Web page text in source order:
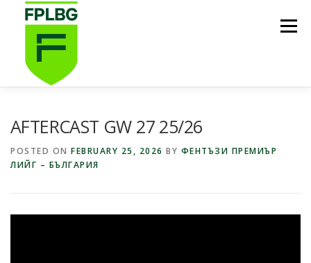
Menu
ФУТБОЛНА СТИПЕНДИЯ FPL BG
AFTERCAST GW 27 25/26
POSTED ON FEBRUARY 25, 2026 BY ФЕНТЪЗИ ПРЕМИЪР
ЛИЙГ – БЪЛГАРИЯ